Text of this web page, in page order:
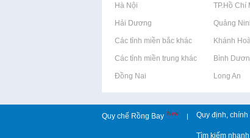
Rao vặt tại Hà Nội Rao vặt tại TP.Hồ Chí
Rao vặt tại Hải Dương Rao vặt tại Quảng
Rao vặt tại Các tỉnh miền bắc khácRao vặt tại Khánh
Rao vặt tại Các tỉnh miền trung khácRao vặt tại Bình
Rao vặt tại Đồng Nai Rao vặt tại Long An
Quy chế Rồng Bay New | Quy định,
Tìm kiếm nhanh